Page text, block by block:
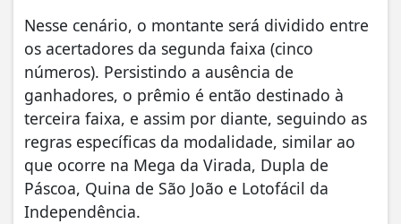
Nesse cenário, o montante será dividido entre
os acertadores da segunda faixa (cinco
números). Persistindo a ausência de
ganhadores, o prêmio é então destinado à
terceira faixa, e assim por diante, seguindo as
regras específicas da modalidade, similar ao
que ocorre na Mega da Virada, Dupla de
Páscoa, Quina de São João e Lotofácil da
Independência.